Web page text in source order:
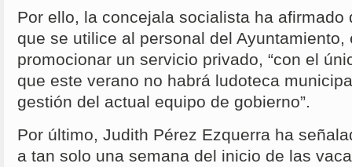
Por ello, la concejala socialista ha afirmado
que se utilice al personal del Ayuntamiento,
promocionar un servicio privado, “con el
que este verano no habrá ludoteca
gestión del actual equipo de gobierno”.
Por último, Judith Pérez Ezquerra ha
a tan solo una semana del inicio de las